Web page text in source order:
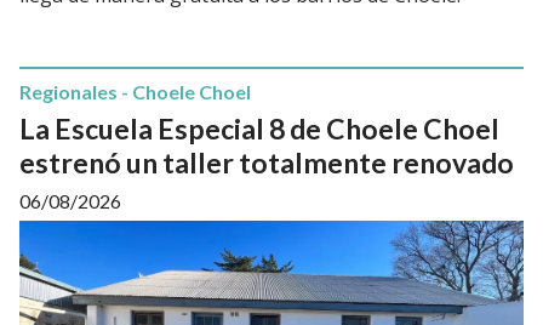
La Escuela Especial 8 de Choele Choel
estrenó un taller totalmente renovado
Regionales - Choele Choel
06/08/2026